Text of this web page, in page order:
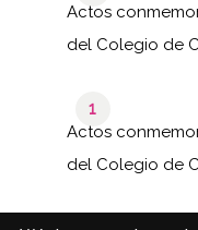
Actos
del Colegio de
1
Actos
del Colegio de